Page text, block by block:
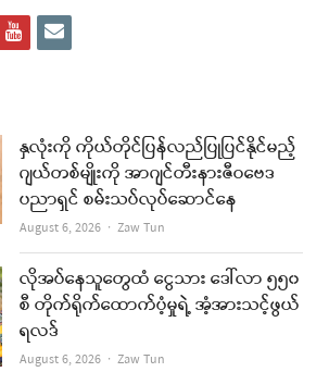
y
t
u
b
e
e
i
l
နှလုံးကို ကိုယ်တိုင်ပြန်လည်ပြုပြင်နိုင်မည့်
ဂျယ်တစ်မျိုးကို အာဂျင်တီးနားဇီဝဗေဒ
ပညာရှင် စမ်းသပ်လုပ်ဆောင်နေ
August 6, 2026 Author
Zaw Tun
လိုအပ်နေသူတွေထံ ငွေသား ဒေါ်လာ ၅၅၀
စီ တိုက်ရိုက်ထောက်ပံ့မှုရဲ့ အံ့အားသင့်ဖွယ်
ရလဒ်
August 6, 2026 Author
Zaw Tun